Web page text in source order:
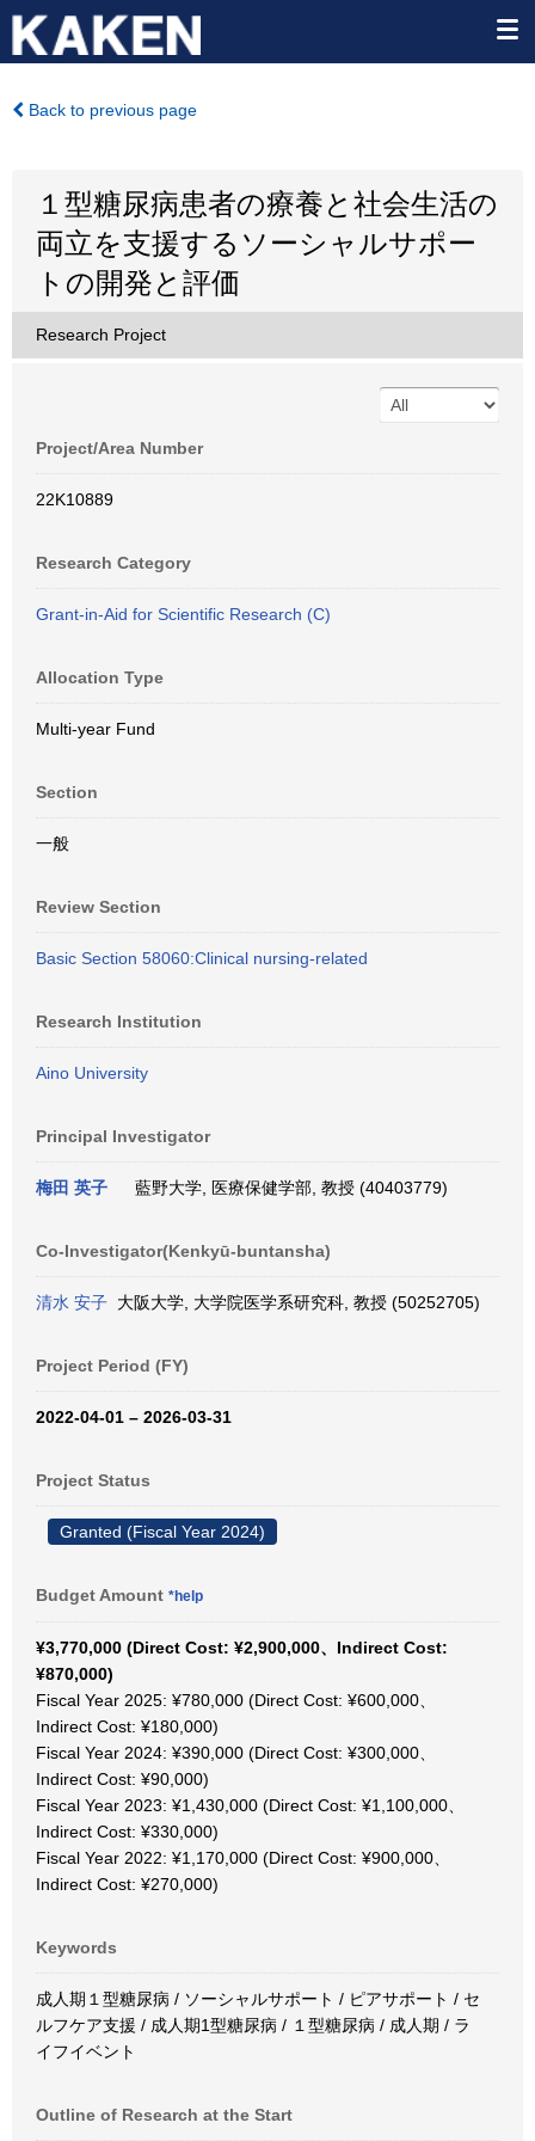
Back to previous page
１型糖尿病患者の療養と社会生活の
両立を支援するソーシャルサポー
トの開発と評価
Research Project
Project/Area Number
22K10889
Research Category
Grant-in-Aid for Scientific Research (C)
Allocation Type
Multi-year Fund
Section
一般
Review Section
Basic Section 58060:Clinical nursing-related
Research Institution
Aino University
Principal Investigator
梅田 英子 藍野大学, 医療保健学部, 教授 (40403779)
Co-Investigator(Kenkyū-buntansha)
清水 安子 大阪大学, 大学院医学系研究科, 教授 (50252705)
Project Period (FY)
2022-04-01 – 2026-03-31
Project Status
Granted (Fiscal Year 2024)
Budget Amount *help
¥3,770,000 (Direct Cost: ¥2,900,000、Indirect Cost:
¥870,000)
Fiscal Year 2025: ¥780,000 (Direct Cost: ¥600,000、
Indirect Cost: ¥180,000)
Fiscal Year 2024: ¥390,000 (Direct Cost: ¥300,000、
Indirect Cost: ¥90,000)
Fiscal Year 2023: ¥1,430,000 (Direct Cost: ¥1,100,000、
Indirect Cost: ¥330,000)
Fiscal Year 2022: ¥1,170,000 (Direct Cost: ¥900,000、
Indirect Cost: ¥270,000)
Keywords
成人期１型糖尿病 / ソーシャルサポート / ピアサポート / セ
ルフケア支援 / 成人期1型糖尿病 / １型糖尿病 / 成人期 / ラ
イフイベント
Outline of Research at the Start